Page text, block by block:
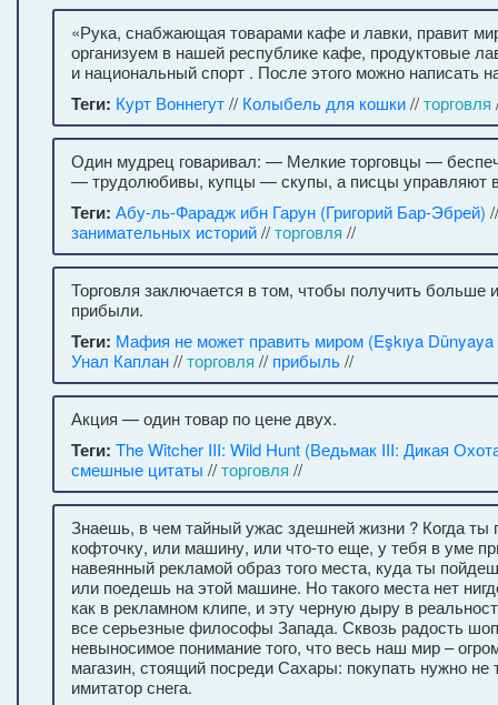
«Рука, снабжающая товарами кафе и лавки, правит
организуем в нашей республике кафе, продуктовые
и национальный спорт . После этого можно написать
Теги: Курт Воннегут// Колыбель для кошки//торговля
Один мудрец говаривал: — Мелкие торговцы —
— трудолюбивы, купцы — скупы, а писцы управляют
Теги: Абу-ль-Фарадж ибн Гарун (Григорий Бар-Эбрей)
занимательных историй//торговля //
Торговля заключается в том, чтобы получить больше
прибыли.
Теги: Мафия не может править миром (Eşkıya
Унал Каплан//торговля // прибыль//
Акция — один товар по цене двух.
Теги: The Witcher III: Wild Hunt (Ведьмак III: Дикая
смешные цитаты //торговля //
Знаешь, в чем тайный ужас здешней жизни ? Когда ты
кофточку, или машину, или что-то еще, у тебя в уме
навеянный рекламой образ того места, куда ты
или поедешь на этой машине. Но такого места нет
как в рекламном клипе, и эту черную дыру в
все серьезные философы Запада. Сквозь радость
невыносимое понимание того, что весь наш мир –
магазин, стоящий посреди Сахары: покупать нужно
имитатор снега.